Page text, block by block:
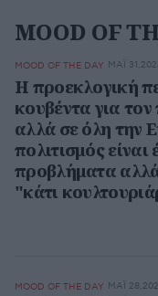
MOOD OF
MOOD OF THE DAY ΜΆΙ
Η προεκλογική
κουβέντα για
αλλά σε όλη την
πολιτισμός
προβλήματα αλλά
"κάτι
MOOD OF THE DAY ΜΆΙ